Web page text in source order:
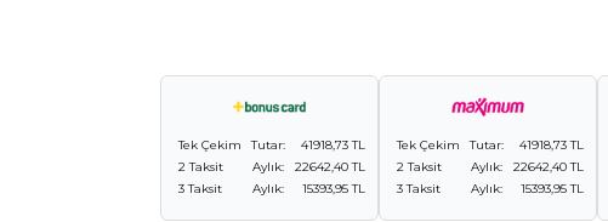
Tek Çekim Tutar:
41918,73 TL
2 Taksit
Aylık:
22642,40 TL
3 Taksit
Aylık: 15393,95 TL
Tek Çekim Tutar:
41918,73 TL
2 Taksit
Aylık:
22642,40 TL
3 Taksit
Aylık: 15393,95 TL